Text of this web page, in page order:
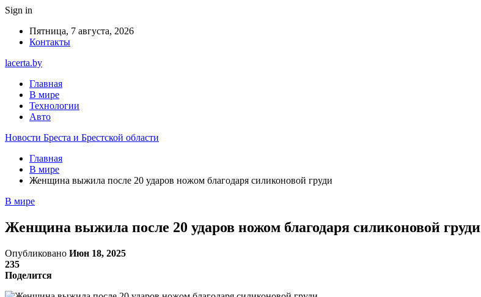
Sign in
Пятница, 7 августа, 2026
Контакты
lacerta.by
Главная
В мире
Технологии
Авто
Новости Бреста и Брестской области
Главная
В мире
Женщина выжила после 20 ударов ножом благодаря силиконовой груди
В мире
Женщина выжила после 20 ударов ножом благодаря силиконовой груди
Опубликовано Июн 18, 2025
235
Поделится